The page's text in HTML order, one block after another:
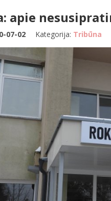
apie
07-02 Kategorija: Tribūna